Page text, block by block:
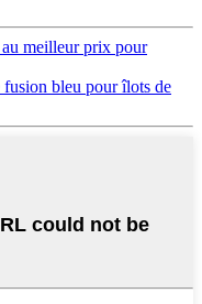
meilleur prix pour
bleu pour îlots de